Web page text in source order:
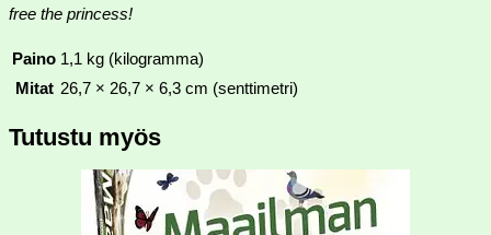
free the princess!
Paino 1,1 kg (kilogramma)
Mitat 26,7 × 26,7 × 6,3 cm (senttimetri)
Tutustu myös